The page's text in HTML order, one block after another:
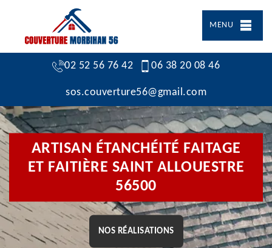
MENU
02 52 56 76 42 06 38 20 08 46
sos.couverture56@gmail.com
ARTISAN ÉTANCHÉITÉ FAITAGE
ET FAITIÈRE SAINT ALLOUESTRE
56500
NOS RÉALISATIONS